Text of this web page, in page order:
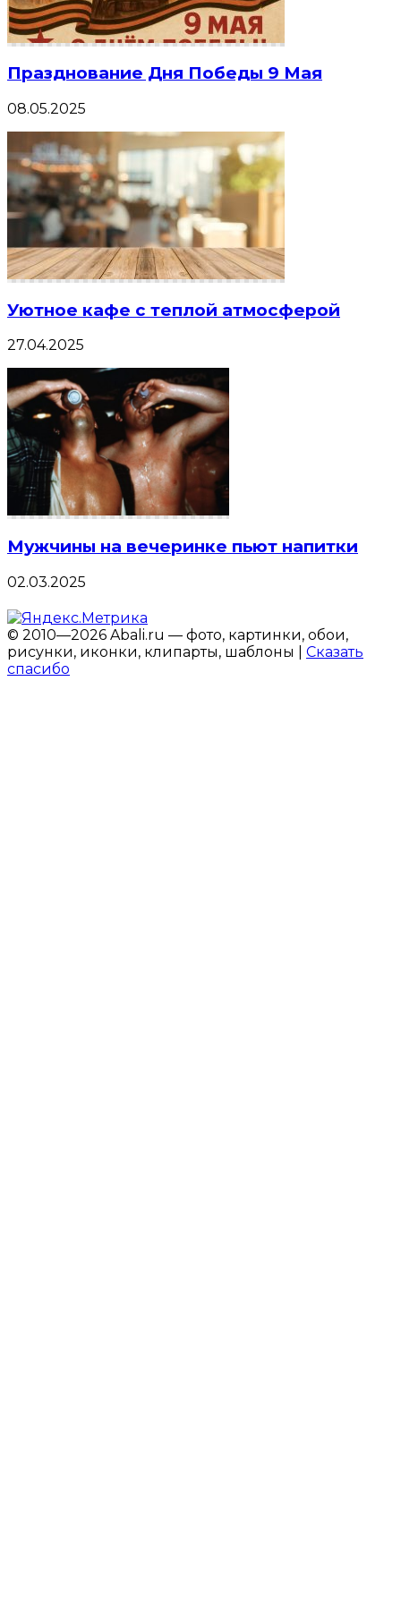
Празднование Дня Победы 9 Мая
08.05.2025
Уютное кафе с теплой атмосферой
27.04.2025
Мужчины на вечеринке пьют напитки
02.03.2025
© 2010—2026 Abali.ru — фото, картинки, обои,
рисунки, иконки, клипарты, шаблоны | Сказать
спасибо